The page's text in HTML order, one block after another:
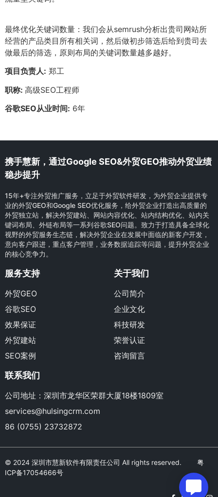
最终优化关键词数量：我们会从semrush分析出贵司网站所
经营的产品类目所有相关词，然后做初步筛选后给到贵司去
做最后的筛选，原则布局的关键词数量越多越好。
项目负责人: 郑工
职称: 高级SEO工程师
谷歌SEO从业时间: 6年
携手慧新，通过Google SEO&外贸GEO推动外贸业绩
稳步提升
15年+专注外贸推广服务，立足于外贸软件研发，为外贸企业提供专
业的外贸GEO和Google SEO优化服务，给外贸企业打造出高质量的
外贸独立站，解决外贸建站、网站内容优化、站内结构优化、站内关
键词布局、外链布局等一系列谷歌SEO问题。致力于打造具备全球化
视野的外贸服务生态链，解决外贸企业在发展中面临的新客户开发，
意向客户跟进，重点客户管理，业务数据追踪等问题，提升外贸企业
的核心竞争力。
服务支持
外贸GEO
谷歌SEO
效果保证
外贸建站
SEO案例
关于我们
公司简介
企业文化
科技研发
荣誉认证
咨询留言
联系我们
公司地址：深圳市龙华区荣群大厦18楼1809室
services@hulsingcrm.com
86 (0755) 23732872
© 2024 深圳市慧新软件有限责任公司 All rights reserved. 粤
ICP备17054666号